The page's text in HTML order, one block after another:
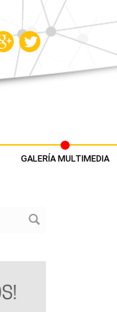
GALERÍA MULTIMEDIA